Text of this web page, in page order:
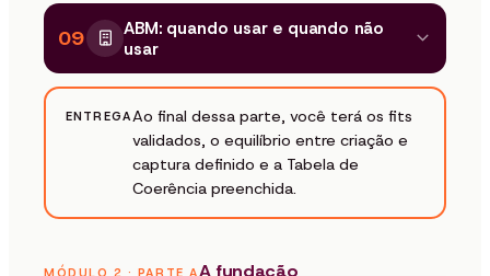
09
ABM: quando usar e quando não
usar
ENTREGAAo final dessa parte, você terá os fits
validados, o equilíbrio entre criação e
captura definido e a Tabela de
Coerência preenchida.
MÓDULO 2 · PARTE AA fundação